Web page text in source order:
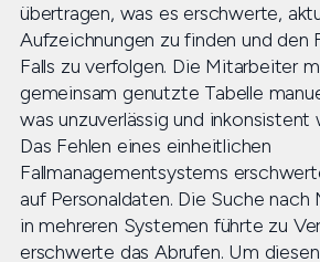
übertragen, was es erschwerte,
Aufzeichnungen zu finden und den
Falls zu verfolgen. Die Mitarbeiter
gemeinsam genutzte Tabelle
was unzuverlässig und inkonsistent
Das Fehlen eines einheitlichen
Fallmanagementsystems
auf Personaldaten. Die Suche
in mehreren Systemen führte zu
erschwerte das Abrufen. Um diesen